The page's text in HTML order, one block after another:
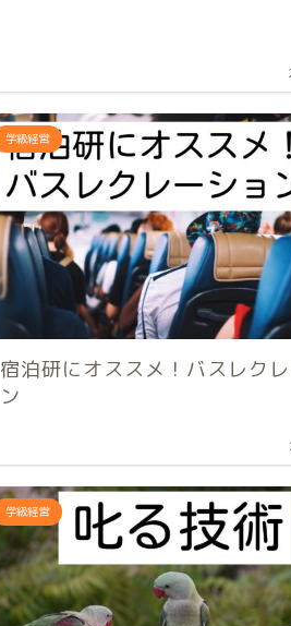
学級経営
宿泊研にオススメ！バスレク
ン
学級経営